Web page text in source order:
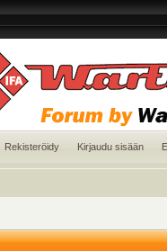
Rekisteröidy Kirjaudu sisään